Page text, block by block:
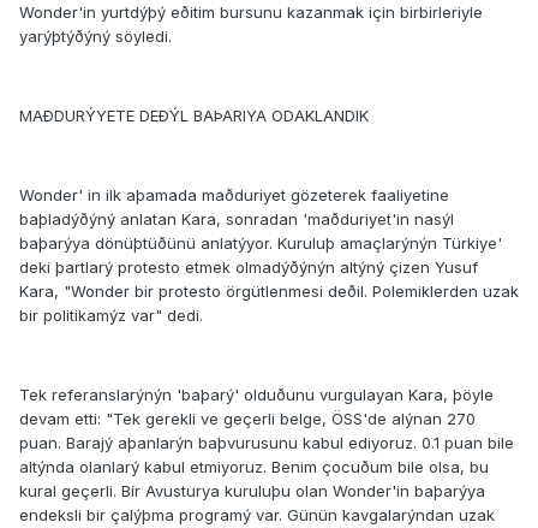
Wonder'in yurtdýþý eðitim bursunu kazanmak için birbirleriyle
yarýþtýðýný söyledi.
MAÐDURÝYETE DEÐÝL BAÞARIYA ODAKLANDIK
Wonder' in ilk aþamada maðduriyet gözeterek faaliyetine
baþladýðýný anlatan Kara, sonradan 'maðduriyet'in nasýl
baþarýya dönüþtüðünü anlatýyor. Kuruluþ amaçlarýnýn Türkiye'
deki þartlarý protesto etmek olmadýðýnýn altýný çizen Yusuf
Kara, "Wonder bir protesto örgütlenmesi deðil. Polemiklerden uzak
bir politikamýz var" dedi.
Tek referanslarýnýn 'baþarý' olduðunu vurgulayan Kara, þöyle
devam etti: "Tek gerekli ve geçerli belge, ÖSS'de alýnan 270
puan. Barajý aþanlarýn baþvurusunu kabul ediyoruz. 0.1 puan bile
altýnda olanlarý kabul etmiyoruz. Benim çocuðum bile olsa, bu
kural geçerli. Bir Avusturya kuruluþu olan Wonder'in baþarýya
endeksli bir çalýþma programý var. Günün kavgalarýndan uzak